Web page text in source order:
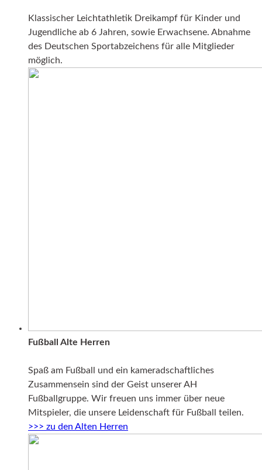
Klassischer Leichtathletik Dreikampf für Kinder und
Jugendliche ab 6 Jahren, sowie Erwachsene. Abnahme
des Deutschen Sportabzeichens für alle Mitglieder
möglich.
Fußball Alte Herren
Spaß am Fußball und ein kameradschaftliches
Zusammensein sind der Geist unserer AH
Fußballgruppe. Wir freuen uns immer über neue
Mitspieler, die unsere Leidenschaft für Fußball teilen.
>>> zu den Alten Herren